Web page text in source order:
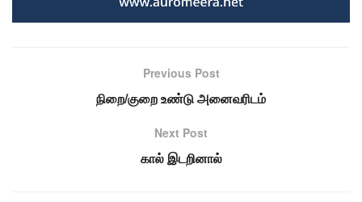
Previous Post
நிறை/குறை உண்டு அனைவரிடம்
Next Post
கால் இடறினால்